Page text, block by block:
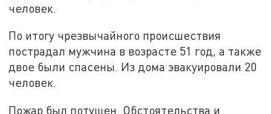
человек.
По итогу чрезвычайного происшествия
пострадал мужчина в возрасте 51 год, а также
двое были спасены. Из дома эвакуировали 20
человек.
Пожар был потушен. Обстоятельства и